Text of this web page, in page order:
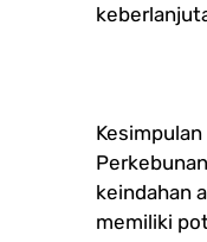
Kesimpulan
keindahan
memiliki